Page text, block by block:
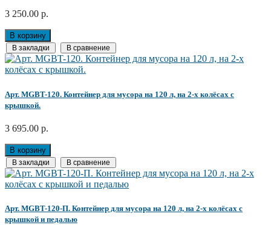
3 250.00 р.
В корзину
В закладки В сравнение
Арт. MGBT-120. Контейнер для мусора на 120 л, на 2-х колёсах с
крышкой.
3 695.00 р.
В корзину
В закладки В сравнение
Арт. MGBT-120-П. Контейнер для мусора на 120 л, на 2-х колёсах с
крышкой и педалью